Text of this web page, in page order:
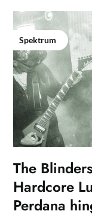
Spektrum
The
Hardcore
Perdana